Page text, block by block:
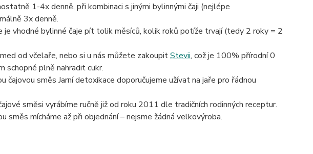
1-4x denně, při kombinaci s jinými bylinnými čaji (nejlépe
3x denně.
je vhodné bylinné čaje pít tolik měsíců, kolik roků potíže trvají (tedy 2 roky = 2
od včelaře, nebo si u nás můžete zakoupitStevii, což je 100% přírodní 0
schopné plně nahradit cukr.
čajovou směs Jarní detoxikace doporučujeme užívat na jaře pro řádnou
směsi vyrábíme ručně již od roku 2011 dle tradičních rodinných receptur.
směs mícháme až při objednání – nejsme žádná velkovýroba.